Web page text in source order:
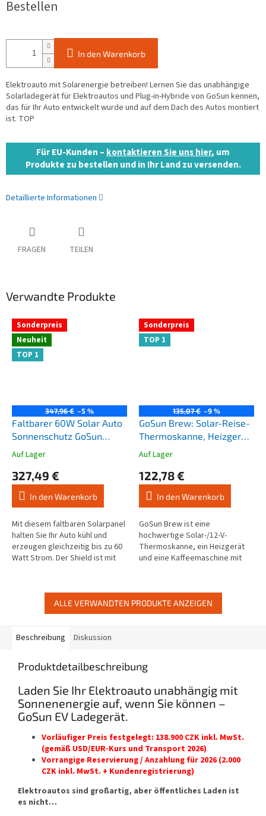
Bestellen
In den Warenkorb
Elektroauto mit Solarenergie betreiben! Lernen Sie das unabhängige
Solarladegerät für Elektroautos und Plug-in-Hybride von GoSun kennen,
das für Ihr Auto entwickelt wurde und auf dem Dach des Autos montiert
ist. TOP
Für EU-Kunden –kontaktieren Sie uns hier, um
Produkte zu bestellen und in Ihr Land zu versenden.
Detaillierte Informationen
FRAGEN TEILEN
Verwandte Produkte
Sonderpreis
Neuheit
TOP 1
347,96 € –5 %
Faltbarer 60W Solar Auto
Sonnenschutz GoSun
Shield® | Solarbetriebene
wiederaufladbare Auto
Sonnenblende
Die
Produktbewertung
ist
4,1
5
Sternen.
Auf Lager
327,49 €
In den Warenkorb
Mit diesem faltbaren Solarpanel
halten Sie Ihr Auto kühl und
erzeugen gleichzeitig bis zu 60
Watt Strom. Der Shield ist mit
Sonderpreis
TOP 1
135,07 € –9 %
GoSun Brew: Solar-Reise-
Thermoskanne, Heizgerät
und Kaffeebereiter mit
French Press
Die
Produktbewertung
ist
4,1
5
Sternen.
Auf Lager
122,78 €
In den Warenkorb
GoSun Brew ist eine
hochwertige Solar-/12-V-
Thermoskanne, ein Heizgerät
und eine Kaffeemaschine mit
EU-Kunden –...
ALLE VERWANDTEN PRODUKTE ANZEIGEN
Beschreibung Diskussion
Produktdetailbeschreibung
Laden Sie Ihr Elektroauto unabhängig mit
Sonnenenergie auf, wenn Sie können –
GoSun EV Ladegerät.
Vorläufiger Preis festgelegt: 138.900 CZK inkl. MwSt.
(gemäß USD/EUR-Kurs und Transport 2026)
Vorrangige Reservierung / Anzahlung für 2026 (2.000
CZK inkl. MwSt. + Kundenregistrierung)
Elektroautos sind großartig, aber öffentliches Laden ist
es nicht…